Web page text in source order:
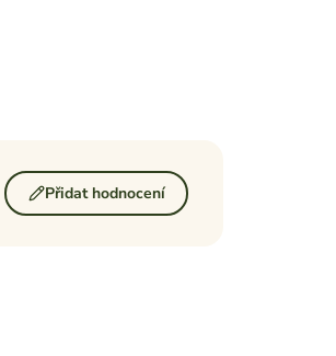
Přidat hodnocení